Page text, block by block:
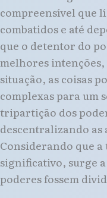
compreensível que
combatidos e até
que o detentor do
melhores
situação, as coisas
complexas para um
tripartição dos
descentralizando as
Considerando que
significativo, surge
poderes fossem